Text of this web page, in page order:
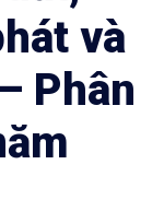
và
Phân